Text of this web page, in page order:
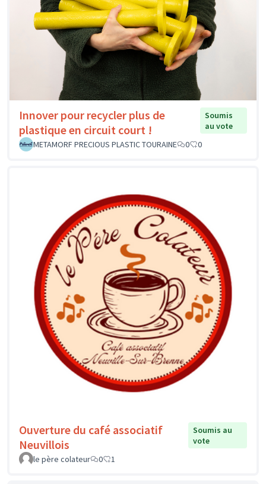
Innover pour recycler plus de
plastique en circuit court !
Soumis
au vote
METAMORF PRECIOUS PLASTIC TOURAINE
0 0
Ouverture du café associatif
Neuvillois
Soumis au
vote
le père colateur
0 1